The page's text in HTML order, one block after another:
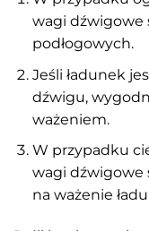
wagi dźwigowe
podłogowych.
Jeśli ładunek
dźwigu,
ważeniem.
W przypadku
wagi dźwigowe
na ważenie